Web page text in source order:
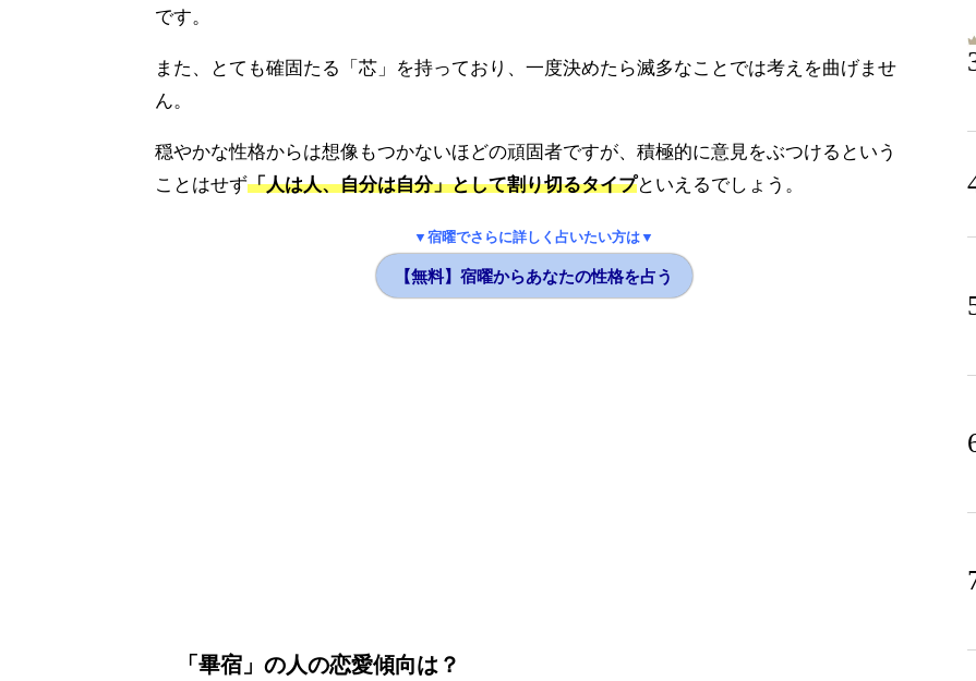
です。
また、とても確固たる「芯」を持っており、一度決めたら滅多なことでは考えを曲げませ
ん。
穏やかな性格からは想像もつかないほどの頑固者ですが、積極的に意見をぶつけるという
ことはせず「人は人、自分は自分」として割り切るタイプといえるでしょう。
▼宿曜でさらに詳しく占いたい方は▼
【無料】宿曜からあなたの性格を占う
「畢宿」の人の恋愛傾向は？